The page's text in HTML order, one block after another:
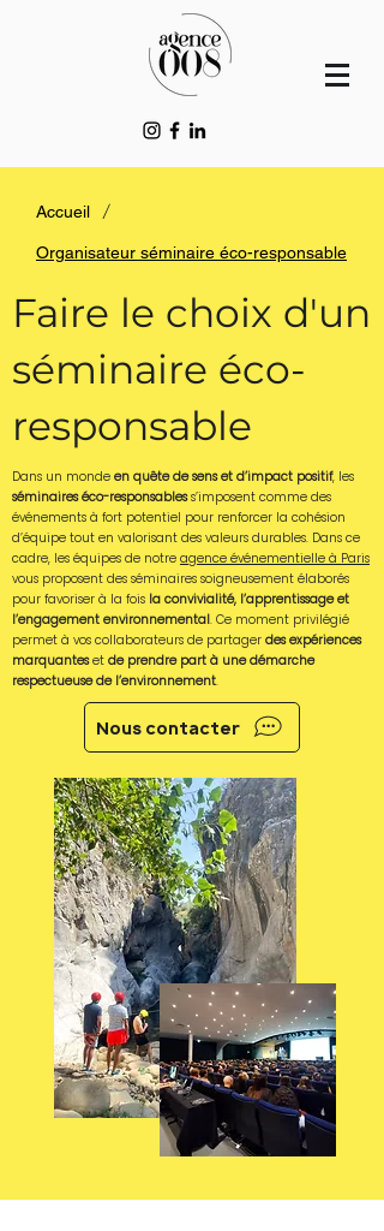
Accueil /
Organisateur séminaire éco-responsable
Faire le choix d'un
séminaire éco-
responsable
Dans un monde en quête de sens et d’impact positif, les
séminaires éco-responsabless’imposent comme des
événements à fort potentiel pour renforcer la cohésion
d’équipe tout en valorisant des valeurs durables. Dans ce
cadre, les équipes de notre agence événementielle à Paris
vous proposent des séminaires soigneusement élaborés
pour favoriser à la fois la convivialité, l’apprentissage et
l’engagement environnemental. Ce moment privilégié
permet à vos collaborateurs de partager des expériences
marquanteset de prendre part à une démarche
respectueuse de l’environnement.
Nous contacter